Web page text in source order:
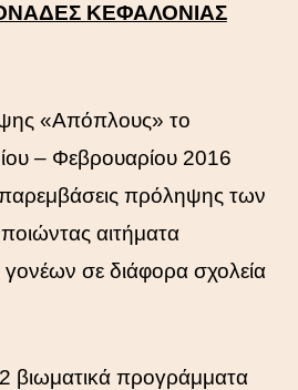
ΚΕΦΑΛΟΝΙΑΣ
«Απόπλους» το
– Φεβρουαρίου 2016
πρόληψης των
αιτήματα
γονέων σε διάφορα σχολεία
βιωματικά προγράμματα